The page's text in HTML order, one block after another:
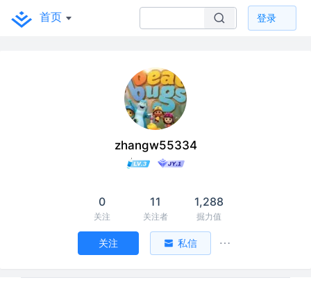
首页 登录
zhangw55334
0
关注
11
关注者
1,288
掘力值
关注 私信